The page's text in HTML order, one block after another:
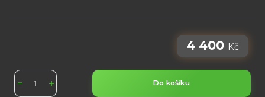
4 400 Kč
Do košíku